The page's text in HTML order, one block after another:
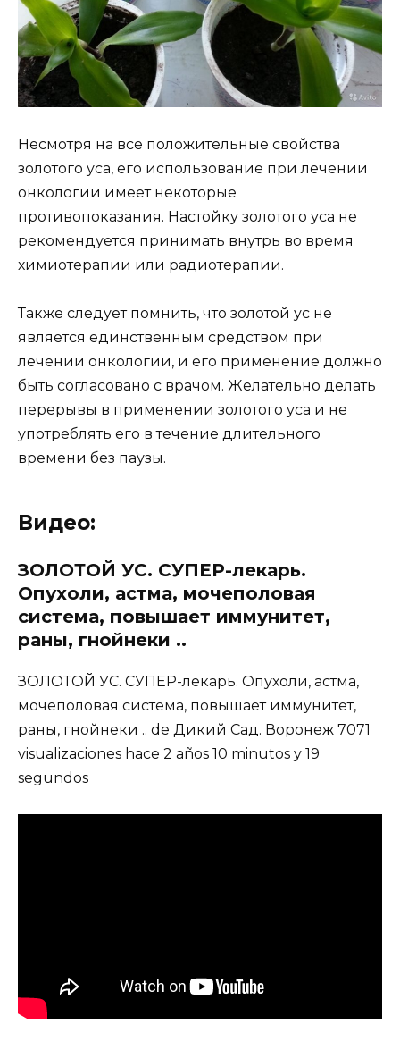
Несмотря на все положительные свойства
золотого уса, его использование при лечении
онкологии имеет некоторые
противопоказания. Настойку золотого уса не
рекомендуется принимать внутрь во время
химиотерапии или радиотерапии.
Также следует помнить, что золотой ус не
является единственным средством при
лечении онкологии, и его применение должно
быть согласовано с врачом. Желательно делать
перерывы в применении золотого уса и не
употреблять его в течение длительного
времени без паузы.
Видео:
ЗОЛОТОЙ УС. СУПЕР-лекарь.
Опухоли, астма, мочеполовая
система, повышает иммунитет,
раны, гнойнеки ..
ЗОЛОТОЙ УС. СУПЕР-лекарь. Опухоли, астма,
мочеполовая система, повышает иммунитет,
раны, гнойнеки .. de Дикий Сад. Воронеж 7071
visualizaciones hace 2 años 10 minutos y 19
segundos